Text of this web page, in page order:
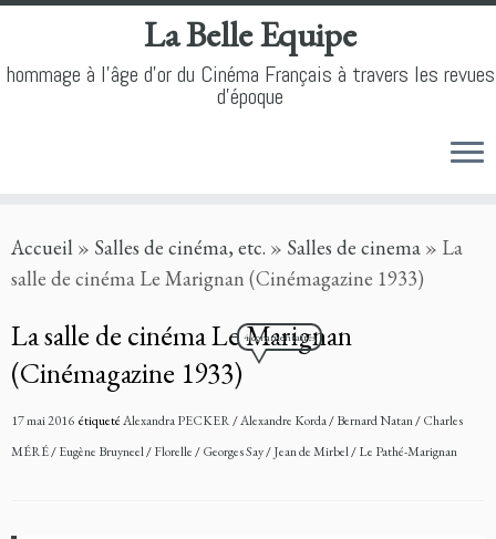
to
content
La Belle Equipe
hommage à l'âge d'or du Cinéma Français à travers les revues
d'époque
Accueil » Salles de cinéma, etc. » Salles de cinema » La
salle de cinéma Le Marignan (Cinémagazine 1933)
La salle de cinéma Le Marignan
(Cinémagazine 1933)
4 commentaires
17 mai 2016 étiquetéAlexandra PECKER/Alexandre Korda/Bernard Natan/Charles
MÉRÉ/Eugène Bruyneel/Florelle/Georges Say/Jean de Mirbel/Le Pathé-Marignan